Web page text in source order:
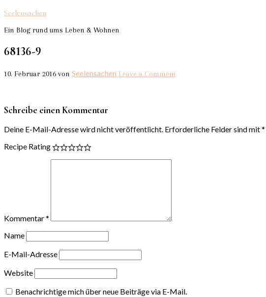
Seelensachen
Ein Blog rund ums Leben & Wohnen
68136-9
10. Februar 2016 von Seelensachen Leave a Comment
Schreibe einen Kommentar
Deine E-Mail-Adresse wird nicht veröffentlicht. Erforderliche Felder sind mit*
Recipe Rating
Kommentar*
Name
E-Mail-Adresse
Website
Benachrichtige mich über neue Beiträge via E-Mail.